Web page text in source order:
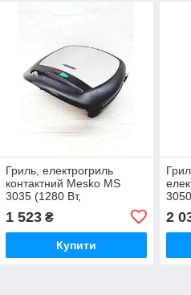
Гриль, електрогриль
контактний Mesko MS
3035 (1280 Вт,
відкриття на 180°С)
1 523₴
Купити
2